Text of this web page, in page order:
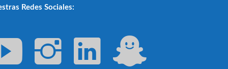
Redes Sociales: